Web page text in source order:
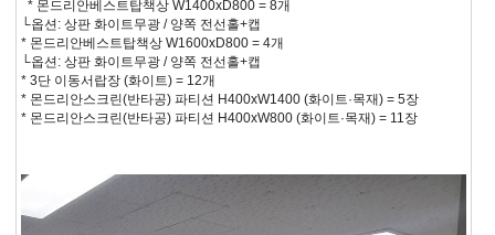
* 몬드리안베스트탑책상 W1400xD800 = 8개
└옵션: 상판 화이트무광 / 양쪽 전선홀+캡
* 몬드리안베스트탑책상 W1600xD800 = 4개
└옵션: 상판 화이트무광 / 양쪽 전선홀+캡
* 3단 이동서랍장 (화이트) = 12개
* 몬드리안스크린(반타공) 파티션 H400xW1400 (화이트·목재) = 5장
* 몬드리안스크린(반타공) 파티션 H400xW800 (화이트·목재) = 11장